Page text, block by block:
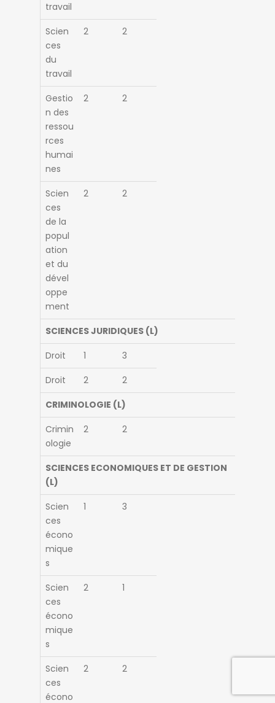
travail
Scien
ces
du
travail
2 2
Gestio
n des
ressou
rces
humai
nes
2 2
Scien
ces
de la
popul
ation
et du
dével
oppe
ment
2 2
SCIENCES JURIDIQUES (L)
Droit
1
3
Droit
2
2
CRIMINOLOGIE (L)
Crimin
ologie
2 2
SCIENCES ECONOMIQUES ET DE GESTION
(L)
Scien
ces
écono
mique
s
1 3
Scien
ces
écono
mique
s
2 1
Scien
ces
écono
2 2